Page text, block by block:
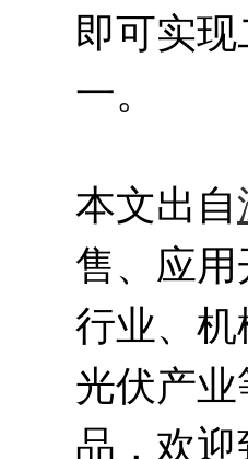
即可实
一。
本文出自
售、应
行业、
光伏产
品，欢